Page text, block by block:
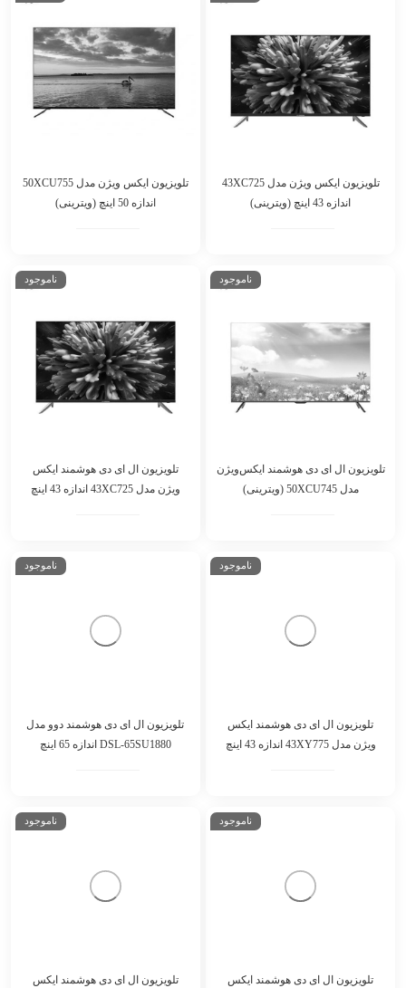
تلویزیون ایکس ویژن مدل 43XC725
اندازه 43 اینچ (ویترینی)
تلویزیون ایکس ویژن مدل 50XCU755
اندازه 50 اینچ (ویترینی)
ناموجود
تلویزیون ال ای دی هوشمند ایکس‌ویژن
مدل 50XCU745 (ویترینی)
ناموجود
تلویزیون ال ای دی هوشمند ایکس
ویژن مدل 43XC725 اندازه 43 اینچ
ناموجود
تلویزیون ال ای دی هوشمند ایکس
ناموجود
تلویزیون ال ای دی هوشمند دوو مدل